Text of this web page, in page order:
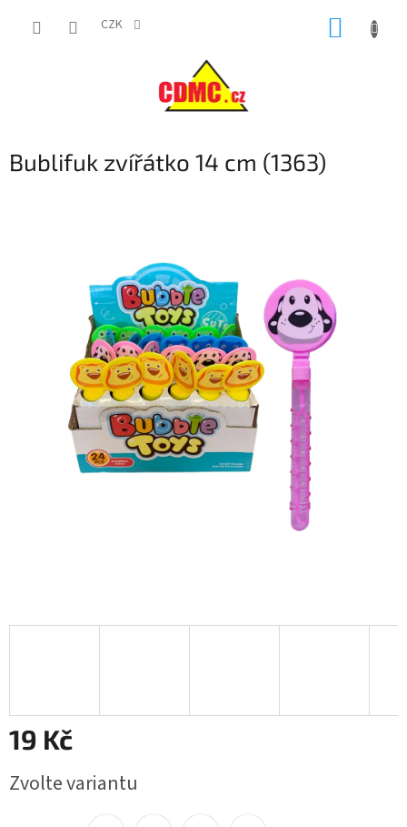
CZK
Bublifuk zvířátko 14 cm (1363)
19 Kč
cena:
Zvolte variantu